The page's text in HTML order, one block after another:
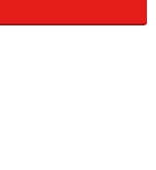
日の移動は、時間